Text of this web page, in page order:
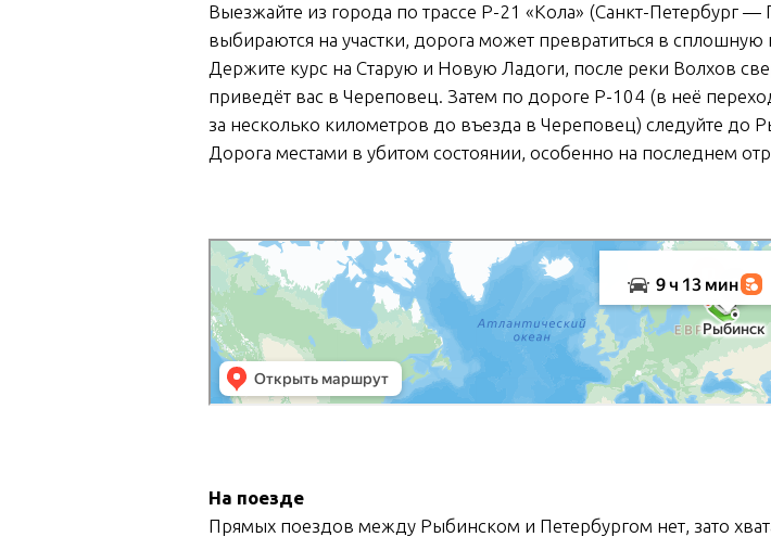
Выезжайте из города по трассе Р-21 «Кола» (Санкт-Петербург
выбираются на участки, дорога может превратиться в
Держите курс на Старую и Новую Ладоги, после реки Волхов
приведёт вас в Череповец. Затем по дороге Р-104 (в неё
за несколько километров до въезда в Череповец) следуйте
Дорога местами в убитом состоянии, особенно на последнем
Яндекс Карты
Яндекс Карты
На поезде
Прямых поездов между Рыбинском и Петербургом нет, зато